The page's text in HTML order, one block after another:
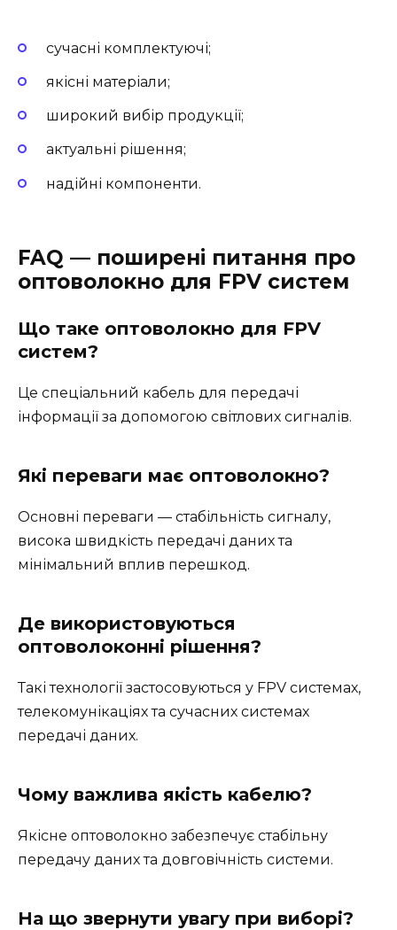
сучасні комплектуючі;
якісні матеріали;
широкий вибір продукції;
актуальні рішення;
надійні компоненти.
FAQ — поширені питання про
оптоволокно для FPV систем
Що таке оптоволокно для FPV
систем?
Це спеціальний кабель для передачі
інформації за допомогою світлових сигналів.
Які переваги має оптоволокно?
Основні переваги — стабільність сигналу,
висока швидкість передачі даних та
мінімальний вплив перешкод.
Де використовуються
оптоволоконні рішення?
Такі технології застосовуються у FPV системах,
телекомунікаціях та сучасних системах
передачі даних.
Чому важлива якість кабелю?
Якісне оптоволокно забезпечує стабільну
передачу даних та довговічність системи.
На що звернути увагу при виборі?